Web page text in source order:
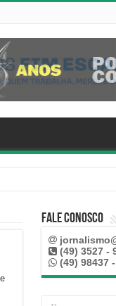
Capinzal nunca esteve
Fale Conosco
(49) 3527 -
(49) 98437